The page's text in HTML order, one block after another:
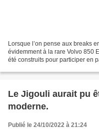
Lorsque l’on pense aux breaks
évidemment à la rare Volvo 850
été construits pour participer en
Le Jigouli aurait pu
moderne.
Publié le 24/10/2022 à 21:24